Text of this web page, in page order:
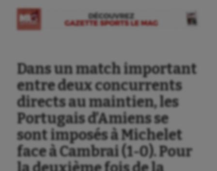
Dans un match important
entre deux concurrents
directs au maintien, les
Portugais d’Amiens se
sont imposés à Michelet
face à Cambrai (1-0). Pour